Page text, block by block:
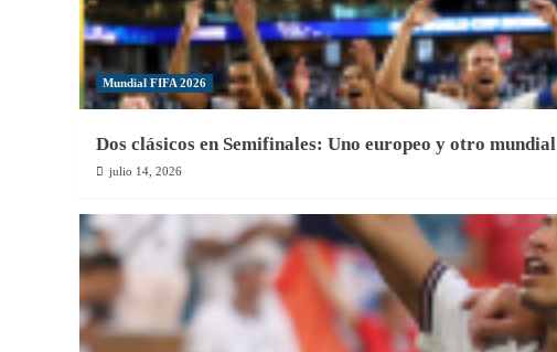
Mundial FIFA 2026
Dos clásicos en Semifinales: Uno europeo y otro mundial
julio 14, 2026